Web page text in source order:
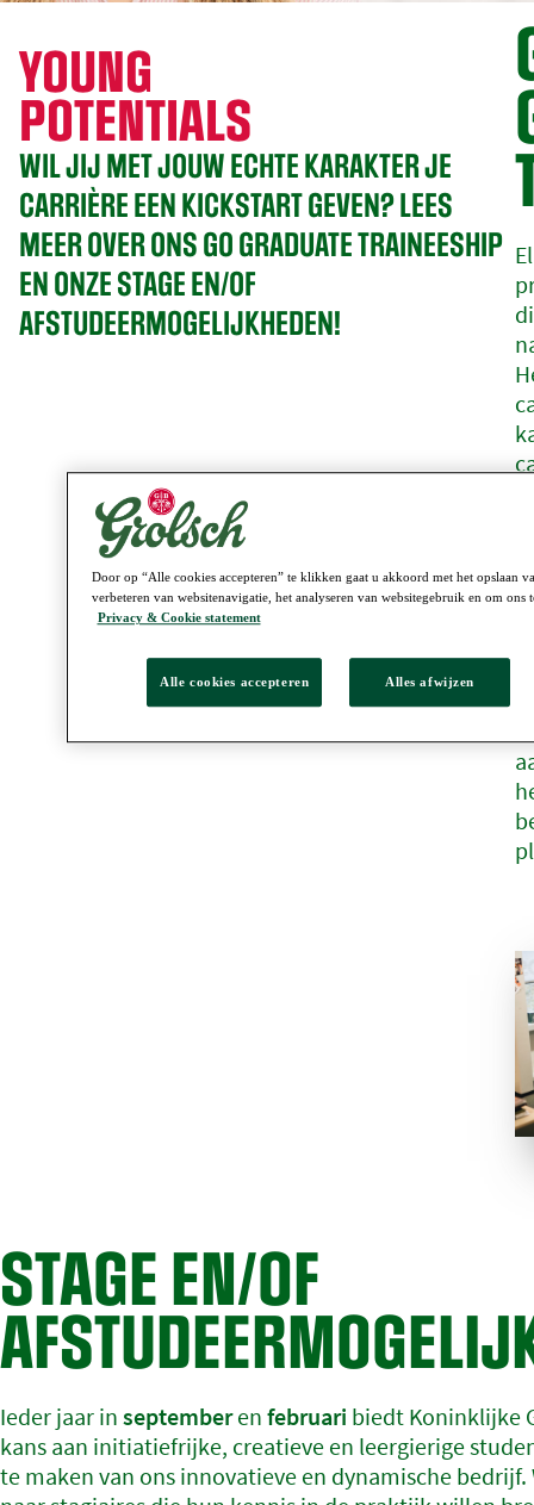
YOUNG
POTENTIALS
WIL JIJ MET JOUW ECHTE KARAKTER JE
CARRIÈRE EEN KICKSTART GEVEN? LEES
MEER OVER ONS GO GRADUATE TRAINEESHIP
EN ONZE STAGE EN/OF
AFSTUDEERMOGELIJKHEDEN!
2
STAGE EN/OF
Ieder jaar in septemberen februari biedt Koninklijke
kans aan initiatiefrijke, creatieve en leergierige
te maken van ons innovatieve en dynamische
Door op “Alle cookies accepteren” te klikken gaat u akkoord met het opslaan
verbeteren van websitenavigatie, het analyseren van websitegebruik en om
Privacy & Cookie statement
Alle cookies accepteren Alles afwijzen